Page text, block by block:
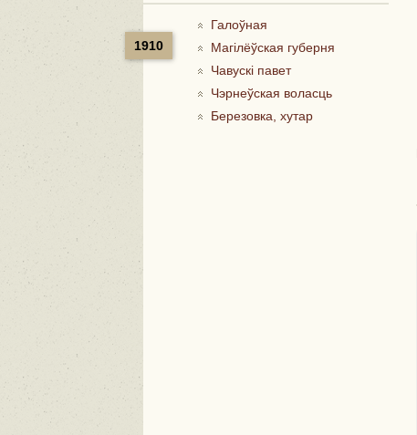
1910
Галоўная
Магілёўская губерня
Чавускі павет
Чэрнеўская воласць
Березовка, хутар